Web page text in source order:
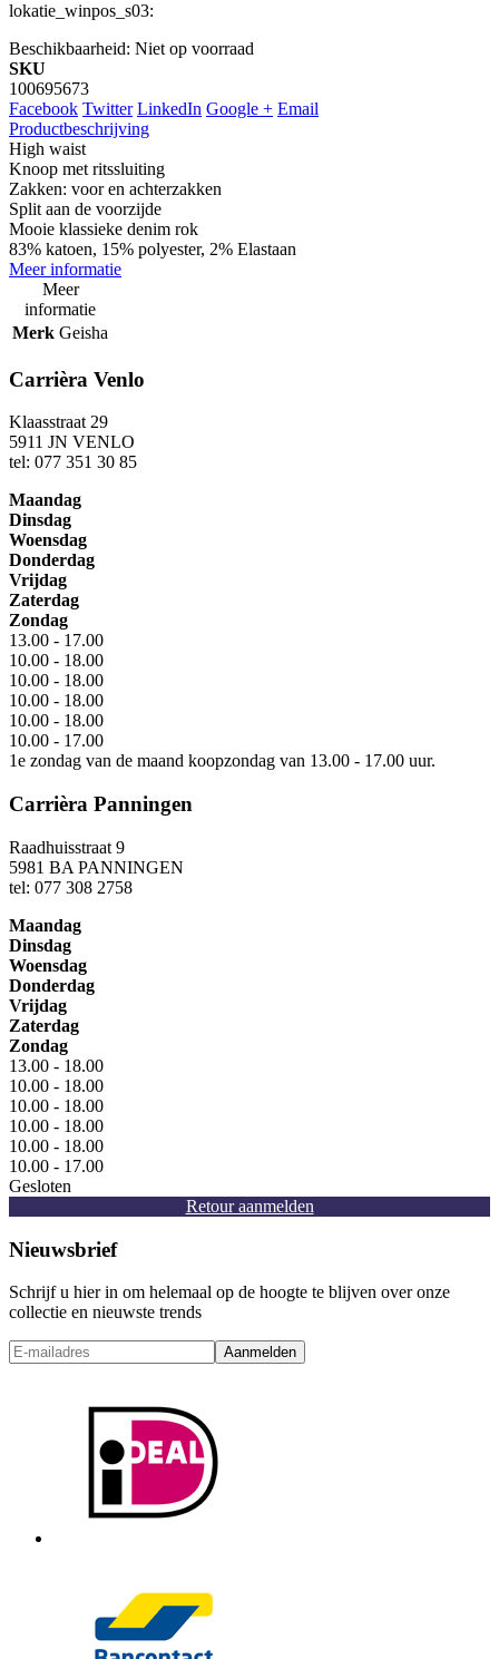
lokatie_winpos_s03:
Beschikbaarheid: Niet op voorraad
SKU
100695673
Facebook Twitter LinkedIn Google + Email
Productbeschrijving
High waist
Knoop met ritssluiting
Zakken: voor en achterzakken
Split aan de voorzijde
Mooie klassieke denim rok
83% katoen, 15% polyester, 2% Elastaan
Meer informatie
Meer
informatie
Merk Geisha
Carrièra Venlo
Klaasstraat 29
5911 JN VENLO
tel: 077 351 30 85
Maandag
Dinsdag
Woensdag
Donderdag
Vrijdag
Zaterdag
Zondag
13.00 - 17.00
10.00 - 18.00
10.00 - 18.00
10.00 - 18.00
10.00 - 18.00
10.00 - 17.00
1e zondag van de maand koopzondag van 13.00 - 17.00 uur.
Carrièra Panningen
Raadhuisstraat 9
5981 BA PANNINGEN
tel: 077 308 2758
Maandag
Dinsdag
Woensdag
Donderdag
Vrijdag
Zaterdag
Zondag
13.00 - 18.00
10.00 - 18.00
10.00 - 18.00
10.00 - 18.00
10.00 - 18.00
10.00 - 17.00
Gesloten
Retour aanmelden
Nieuwsbrief
Schrijf u hier in om helemaal op de hoogte te blijven over onze
collectie en nieuwste trends
Aanmelden